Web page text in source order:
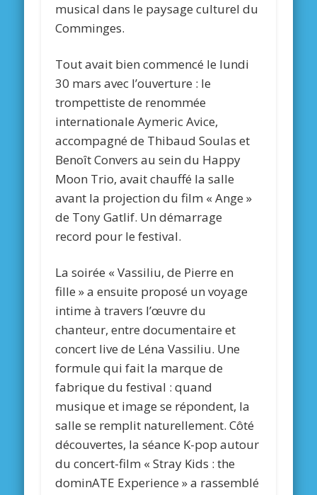
musical dans le paysage culturel du
Comminges.
Tout avait bien commencé le lundi
30 mars avec l’ouverture : le
trompettiste de renommée
internationale Aymeric Avice,
accompagné de Thibaud Soulas et
Benoît Convers au sein du Happy
Moon Trio, avait chauffé la salle
avant la projection du film « Ange »
de Tony Gatlif. Un démarrage
record pour le festival.
La soirée « Vassiliu, de Pierre en
fille » a ensuite proposé un voyage
intime à travers l’œuvre du
chanteur, entre documentaire et
concert live de Léna Vassiliu. Une
formule qui fait la marque de
fabrique du festival : quand
musique et image se répondent, la
salle se remplit naturellement. Côté
découvertes, la séance K-pop autour
du concert-film « Stray Kids : the
dominATE Experience » a rassemblé